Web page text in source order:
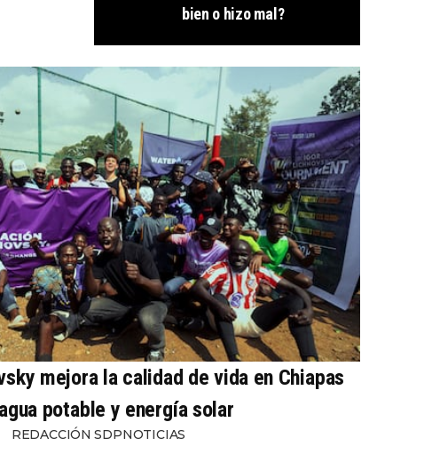
bien o hizo mal?
mejora la calidad de vida en Chiapas
potable y energía solar
REDACCIÓN SDPNOTICIAS